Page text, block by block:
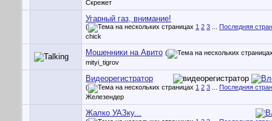
Скрежет
Угарный газ, внимание!
( 1 2 3
Последняя
chick
Мошенники на Авито (
mityi_tigrov
Видеорегистратор
( 1 2 3
Последняя
Железендер
Жалко УАЗку...